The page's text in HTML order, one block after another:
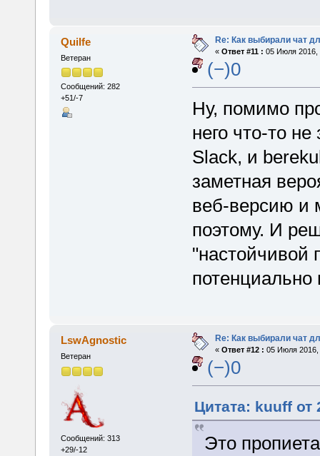
Quilfe
Ветеран
Сообщений: 282
+51/-7
Re: Как выбирали чат
« Ответ #11 : 05 Июля 2016,
(−)0
Ну, помимо
него что-то
Slack, и
заметная
веб-версию и
поэтому. И
"настойчивой
потенциально
LswAgnostic
Ветеран
Сообщений: 313
+29/-12
Re: Как выбирали чат
« Ответ #12 : 05 Июля 2016,
(−)0
Цитата: kuuff от
Это